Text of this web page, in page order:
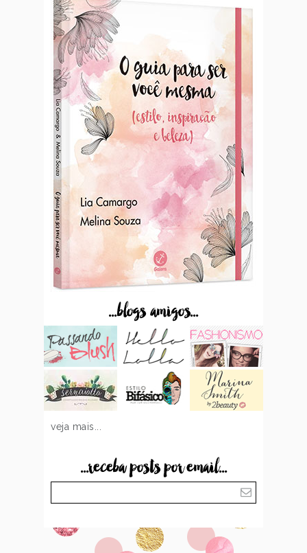
...blogs amigos...
veja mais...
...receba posts por email...